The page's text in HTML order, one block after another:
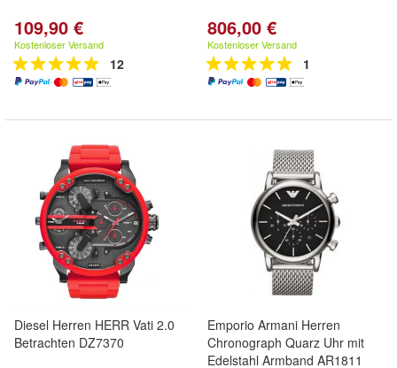
109,90 €
Kostenloser Versand
12
806,00 €
Kostenloser Versand
1
Diesel Herren HERR Vati 2.0
Betrachten DZ7370
Emporio Armani Herren
Chronograph Quarz Uhr mit
Edelstahl Armband AR1811